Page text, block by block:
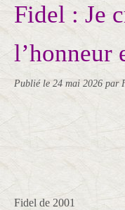
Fidel : Je
l’honneur
Publié le 24 mai 2026 par
Fidel de 2001